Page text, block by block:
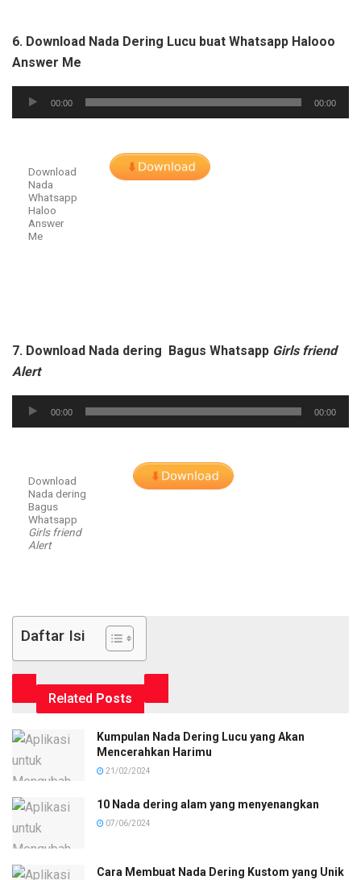
6. Download Nada Dering Lucu buat Whatsapp Halooo
Answer Me
Audio
Player
00:00 00:00
Download
Nada
Whatsapp
Haloo
Answer
Me
7. Download Nada dering Bagus Whatsapp Girls friend
Alert
Audio
Player
00:00 00:00
Download
Nada dering
Bagus
Whatsapp
Girls friend
Alert
Daftar Isi
Related Posts
Kumpulan Nada Dering Lucu yang Akan
Mencerahkan Harimu
21/02/2024
10 Nada dering alam yang menyenangkan
07/06/2024
Cara Membuat Nada Dering Kustom yang Unik